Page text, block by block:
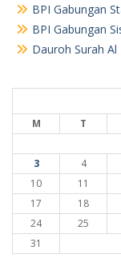
BPI Gabungan
BPI Gabungan
Dauroh Surah
M T
3
4
10
11
17
18
24
25
31